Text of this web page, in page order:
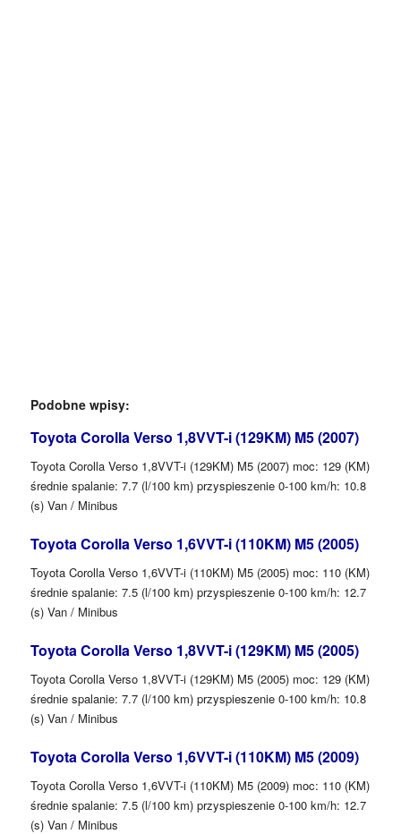
Podobne wpisy:
Toyota Corolla Verso 1,8VVT-i (129KM) M5 (2007)
Toyota Corolla Verso 1,8VVT-i (129KM) M5 (2007) moc: 129 (KM)
średnie spalanie: 7.7 (l/100 km) przyspieszenie 0-100 km/h: 10.8
(s) Van / Minibus
Toyota Corolla Verso 1,6VVT-i (110KM) M5 (2005)
Toyota Corolla Verso 1,6VVT-i (110KM) M5 (2005) moc: 110 (KM)
średnie spalanie: 7.5 (l/100 km) przyspieszenie 0-100 km/h: 12.7
(s) Van / Minibus
Toyota Corolla Verso 1,8VVT-i (129KM) M5 (2005)
Toyota Corolla Verso 1,8VVT-i (129KM) M5 (2005) moc: 129 (KM)
średnie spalanie: 7.7 (l/100 km) przyspieszenie 0-100 km/h: 10.8
(s) Van / Minibus
Toyota Corolla Verso 1,6VVT-i (110KM) M5 (2009)
Toyota Corolla Verso 1,6VVT-i (110KM) M5 (2009) moc: 110 (KM)
średnie spalanie: 7.5 (l/100 km) przyspieszenie 0-100 km/h: 12.7
(s) Van / Minibus